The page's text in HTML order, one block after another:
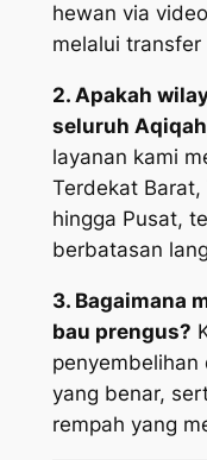
hewan via
melalui transfer
2. Apakah
seluruh
layanan kami
Terdekat
hingga Pusat,
berbatasan
3. Bagaimana
bau prengus?
penyembelihan
yang benar,
rempah yang